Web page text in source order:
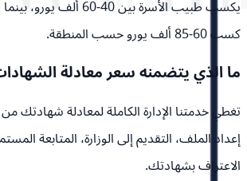
يكسب طبيب الأسرة بين 40-
كسب 60-85 ألف يورو حسب المنطقة.
ما الذي يتضمنه سعر معادلة
تغطي خدمتنا الإدارة الكاملة لمعادلة شهادتك من
إعداد الملف، التقديم إلى الوزارة، المتابعة
الاعتراف بشهادتك.